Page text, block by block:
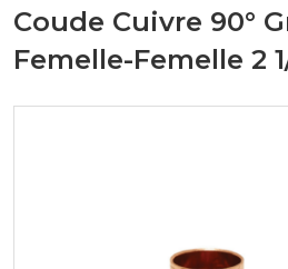
Coude Cuivre 90°
Femelle-Femelle 2